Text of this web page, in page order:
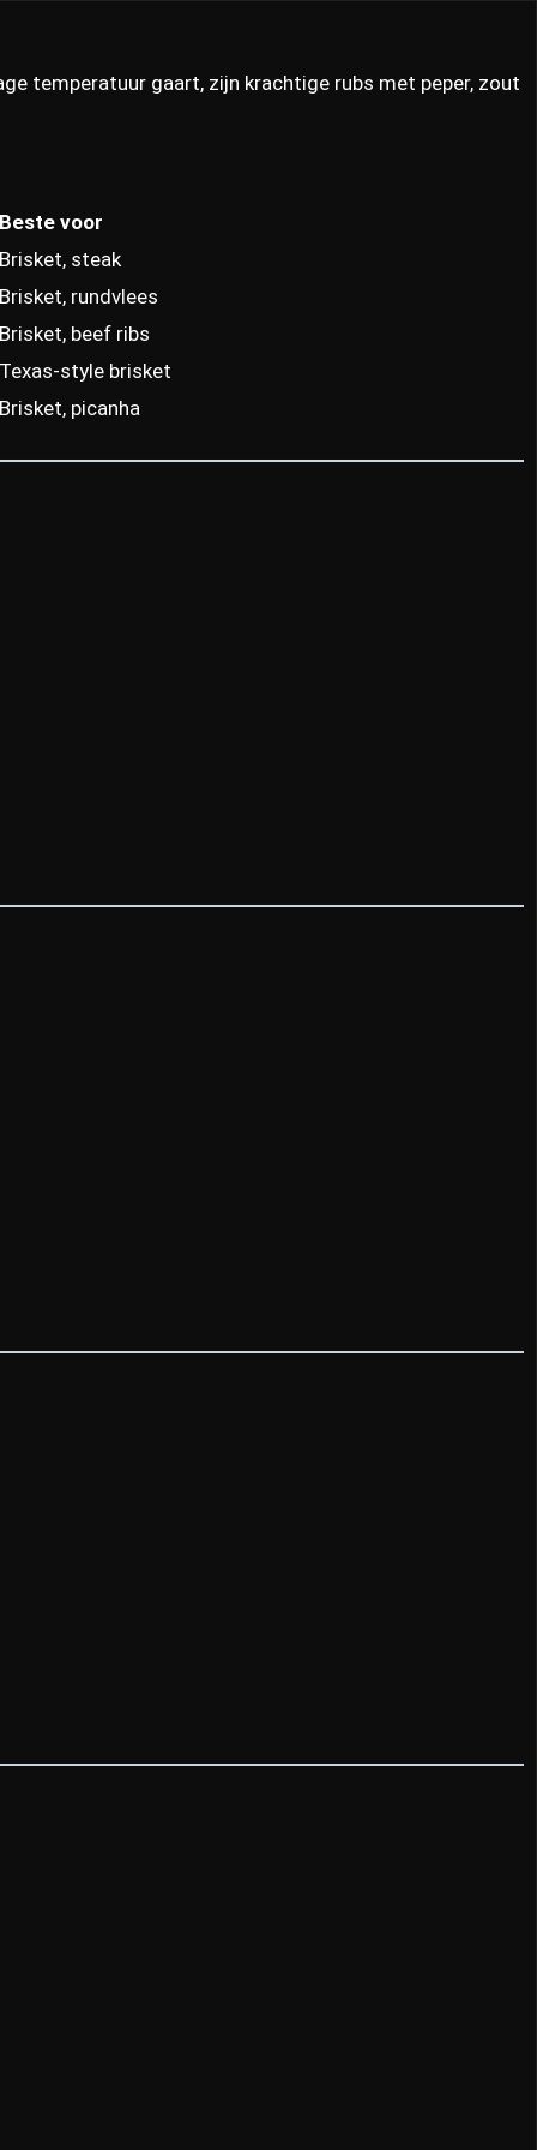
temperatuur gaart, zijn krachtige rubs met peper, zout
Beste voor
Brisket, steak
Brisket, rundvlees
Brisket, beef ribs
Texas-style brisket
Brisket, picanha